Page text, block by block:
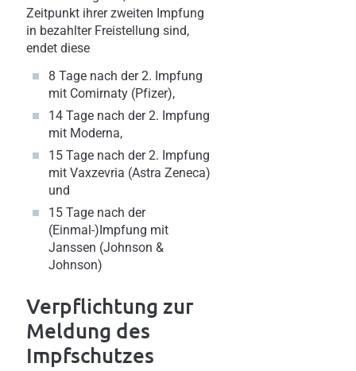
Zeitpunkt ihrer zweiten Impfung
in bezahlter Freistellung sind,
endet diese
8 Tage nach der 2. Impfung
mit Comirnaty (Pfizer),
14 Tage nach der 2. Impfung
mit Moderna,
15 Tage nach der 2. Impfung
mit Vaxzevria (Astra Zeneca)
und
15 Tage nach der
(Einmal-)Impfung mit
Janssen (Johnson &
Johnson)
Verpflichtung zur
Meldung des
Impfschutzes